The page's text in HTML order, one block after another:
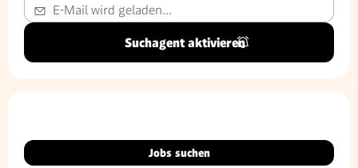
Suchagent aktivieren
Jobs suchen